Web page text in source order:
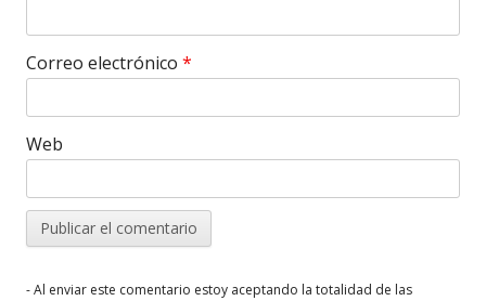
Correo electrónico *
Web
- Al enviar este comentario estoy aceptando la totalidad de las